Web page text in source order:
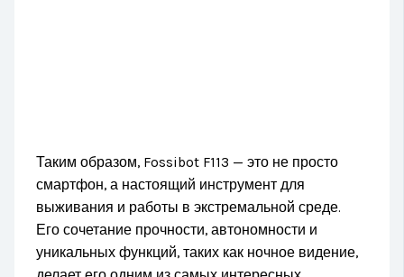
Таким образом, Fossibot F113 — это не просто
смартфон, а настоящий инструмент для
выживания и работы в экстремальной среде.
Его сочетание прочности, автономности и
уникальных функций, таких как ночное видение,